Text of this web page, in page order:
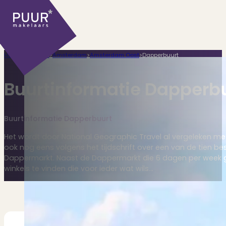
Net te laat? Kijk mee..
Home Plaatsen>Amsterdam>Amsterdam Oost>Dapperbuurt
Buurtinformatie
Buurtinformatie Dapperbuurt
Het wordt door National Geographic Travel al vergeleken
ook nog eens volgens het tijdschrift over een van de tien
Dappermarkt. Naast de Dappermarkt die 6 dagen per week
winkels te vinden die voor ieder wat wils…